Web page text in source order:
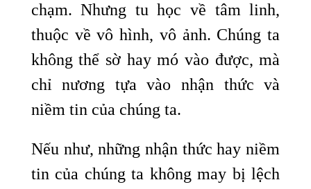
chạm. Nhưng tu học về tâm linh,
thuộc về vô hình, vô ảnh. Chúng ta
không thể sờ hay mó vào được, mà
chỉ nương tựa vào nhận thức và
niềm tin của chúng ta.
Nếu như, những nhận thức hay niềm
tin của chúng ta không may bị lệch